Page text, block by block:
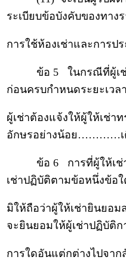
ระเบียบข้อบังคับของทาง
การใช้ห้องเช่าและการป
ข้อ 5 ในกรณีที่ผู้เช่า
ก่อนครบกำหนดระยะเว
ผู้เช่าต้องแจ้งให้ผู้ให้เช่า
อักษรอย่างน้อย…………เ
ข้อ 6 การที่ผู้ให้เช่าไ
เช่าปฏิบัติตามข้อหนึ่งข้อ
มิให้ถือว่าผู้ให้เช่ายินยอม
จะยินยอมให้ผู้เช่าปฏิบัติ
การใดอันแต่กต่างไปจา